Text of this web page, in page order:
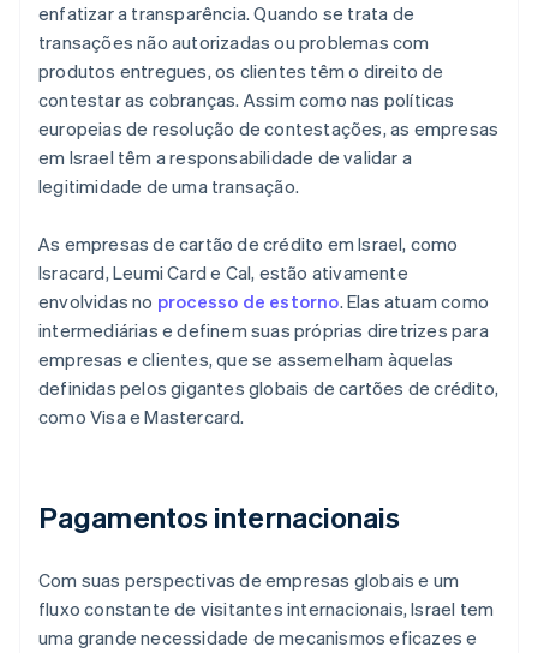
enfatizar a transparência. Quando se trata de
transações não autorizadas ou problemas com
produtos entregues, os clientes têm o direito de
contestar as cobranças. Assim como nas políticas
europeias de resolução de contestações, as empresas
em Israel têm a responsabilidade de validar a
legitimidade de uma transação.
As empresas de cartão de crédito em Israel, como
Isracard, Leumi Card e Cal, estão ativamente
envolvidas no processo de estorno. Elas atuam como
intermediárias e definem suas próprias diretrizes para
empresas e clientes, que se assemelham àquelas
definidas pelos gigantes globais de cartões de crédito,
como Visa e Mastercard.
Pagamentos internacionais
Com suas perspectivas de empresas globais e um
fluxo constante de visitantes internacionais, Israel tem
uma grande necessidade de mecanismos eficazes e